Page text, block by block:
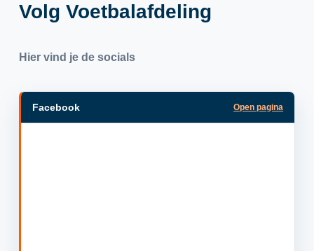
Volg Voetbalafdeling
Hier vind je de socials
Facebook Open pagina